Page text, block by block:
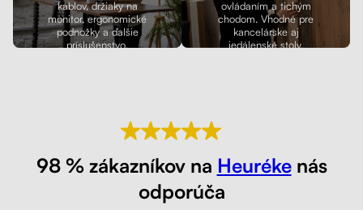
káblov, držiaky na
monitor, ergonomické
podnožky a ďalšie
príslušenstvo.
ovládaním a tichým
chodom. Vhodné pre
kancelárske aj
jedálenské stoly.
98 % zákazníkov na Heurékenás
odporúča